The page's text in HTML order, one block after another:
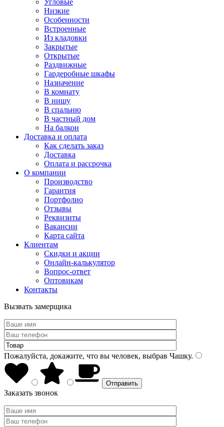
Угловые
Низкие
Особенности
Встроенные
Из кладовки
Закрытые
Открытые
Раздвижные
Гардеробные шкафы
Назначение
В комнату
В нишу
В спальню
В частный дом
На балкон
Доставка и оплата
Как сделать заказ
Доставка
Оплата и рассрочка
О компании
Производство
Гарантия
Портфолио
Отзывы
Реквизиты
Вакансии
Карта сайта
Клиентам
Скидки и акции
Онлайн-калькулятор
Вопрос-ответ
Оптовикам
Контакты
Вызвать замерщика
Пожалуйста, докажите, что вы человек, выбрав Чашку.
Заказать звонок